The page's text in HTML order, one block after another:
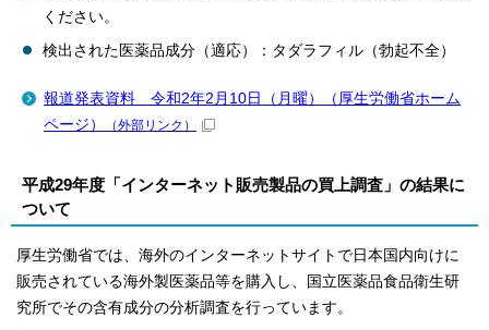
ください。
検出された医薬品成分（適応）：タダラフィル（勃起不全）
報道発表資料 令和2年2月10日（月曜）（厚生労働省ホーム
ページ）
（外部リンク）
平成29年度「インターネット販売製品の買上調査」の結果に
ついて
厚生労働省では、海外のインターネットサイトで日本国内向けに
販売されている海外製医薬品等を購入し、国立医薬品食品衛生研
究所でその含有成分の分析調査を行っています。